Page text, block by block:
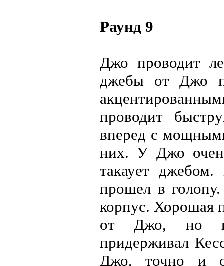
Раунд 9
Джо проводит
джебы от Джо
проводит
вперед с
них. У Джо
такаует
прошел в
корпус. Хорошая
от Джо, но
придерживал
Джо, точно и